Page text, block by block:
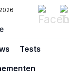
Tests